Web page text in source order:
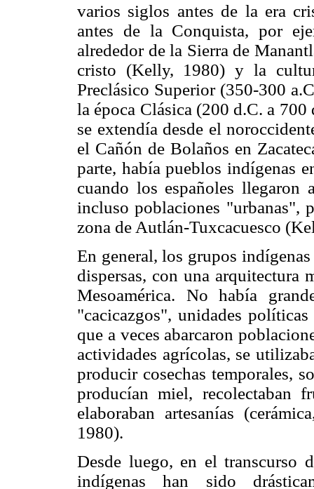
varios siglos antes de la era
antes de la Conquista, por
alrededor de la Sierra de
cristo (Kelly, 1980) y la
Preclásico Superior (350-300
la época Clásica (200 d.C. a
se extendía desde el
el Cañón de Bolaños en
parte, había pueblos indígenas
cuando los españoles
incluso poblaciones "urbanas",
zona de Autlán-Tuxcacuesco
En general, los grupos
dispersas, con una arquitectura
Mesoamérica. No había
"cacicazgos", unidades
que a veces abarcaron
actividades agrícolas, se
producir cosechas temporales,
producían miel, recolectaban
elaboraban artesanías
1980).
Desde luego, en el transcurso
indígenas han sido